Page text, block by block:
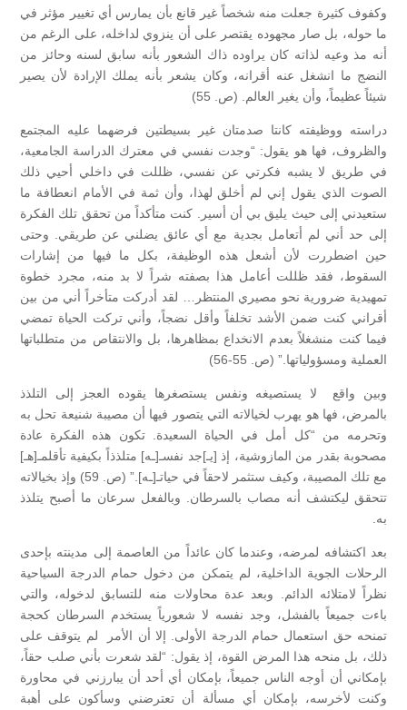
وكفوف كثيرة جعلت منه شخصاً غير قانع بأن يمارس أي تغيير مؤثر في
ما حوله، بل صار مجهوده يقتصر على أن ينزوي لداخله، على الرغم من
أنه مذ وعيه لذاته كان يراوده ذاك الشعور بأنه سابق لسنه وحائز من
النضج ما انشغل عنه أقرانه، وكان يشعر بأنه يملك الإرادة لأن يصير
شيئاً عظيماً، وأن يغير العالم. (ص. 55)
دراسته ووظيفته كانتا صدمتان غير بسيطتين فرضهما عليه المجتمع
والظروف، فها هو يقول: “وجدت نفسي في معترك الدراسة الجامعية،
في طريق لا يشبه فكرتي عن نفسي، ظللت في داخلي أحيي ذلك
الصوت الذي يقول إني لم أخلق لهذا، وأن ثمة في الأمام انعطافة ما
ستعيدني إلى حيث يليق بي أن أسير. كنت متأكداً من تحقق تلك الفكرة
إلى حد أني لم أتعامل بجدية مع أي عائق يضلني عن طريقي. وحتى
حين اضطررت لأن أشعل هذه الوظيفة، بكل ما فيها من إشارات
السقوط، فقد ظللت أعامل هذا بصفته شراً لا بد منه، مجرد خطوة
تمهيدية ضرورية نحو مصيري المنتظر… لقد أدركت متأخراً أني من بين
أقراني كنت ضمن الأشد تخلفاً وأقل نضجاً، وأني تركت الحياة تمضي
فيما كنت منشغلاً بعدم الانخداع بمظاهرها، بل والانتقاص من متطلباتها
العملية ومسؤولياتها.” (ص. 55-56)
وبين واقع لا يستصيغه ونفس يستصغرها يقوده العجز إلى التلذذ
بالمرض، فها هو يهرب لخيالاته التي يتصور فيها أن مصيبة شنيعة تحل به
وتحرمه من “كل أمل في الحياة السعيدة. تكون هذه الفكرة عادة
مصحوبة بقدر من المازوشية، إذ [يـ]جد نفسـ[ـه] متلذذاً بكيفية تأقلمـ[هـ]
مع تلك المصيبة، وكيف ستثمر لاحقاً في حياتـ[ـه].” (ص. 59) وإذ بخيالاته
تتحقق ليكتشف أنه مصاب بالسرطان. وبالفعل سرعان ما أصبح يتلذذ
به.
بعد اكتشافه لمرضه، وعندما كان عائداً من العاصمة إلى مدينته بإحدى
الرحلات الجوية الداخلية، لم يتمكن من دخول حمام الدرجة السياحية
نظراً لامتلائه الدائم. وبعد عدة محاولات منه للتسابق لدخوله، والتي
باءت جميعاً بالفشل، وجد نفسه لا شعورياً يستخدم السرطان كحجة
تمنحه حق استعمال حمام الدرجة الأولى. إلا أن الأمر لم يتوقف على
ذلك، بل منحه هذا المرض القوة، إذ يقول: “لقد شعرت بأني صلب حقاً،
بإمكاني أن أوجه الناس جميعاً، بإمكان أي أحد أن يبارزني في محاورة
وكنت لأخرسه، بإمكان أي مسألة أن تعترضني وسأكون على أهبة